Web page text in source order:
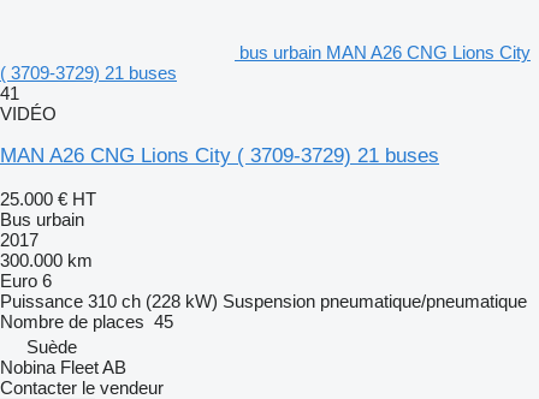
bus urbain MAN A26 CNG Lions City
( 3709-3729) 21 buses
41
VIDÉO
MAN A26 CNG Lions City ( 3709-3729) 21 buses
25.000 € HT
Bus urbain
2017
300.000 km
Euro 6
Puissance 310 ch (228 kW) Suspension pneumatique/pneumatique
Nombre de places 45
Suède
Nobina Fleet AB
Contacter le vendeur